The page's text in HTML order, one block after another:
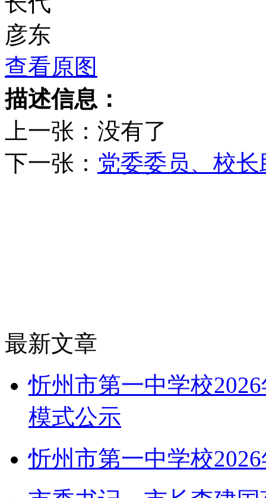
查看原图
描述信息：
上一张： 没有了
下一张： 党委委员、校
最新文章
忻州市第一中学校
模式公示
忻州市第一中学校